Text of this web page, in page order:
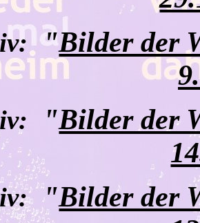
"Bilder der
"Bilder der
"Bilder der